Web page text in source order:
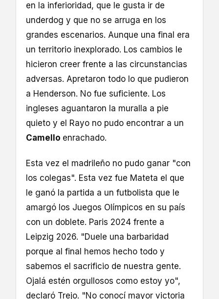
en la inferioridad, que le gusta ir de
underdog y que no se arruga en los
grandes escenarios. Aunque una final era
un territorio inexplorado. Los cambios le
hicieron creer frente a las circunstancias
adversas. Apretaron todo lo que pudieron
a Henderson. No fue suficiente. Los
ingleses aguantaron la muralla a pie
quieto y el Rayo no pudo encontrar a un
Camello enrachado.
Esta vez el madrileño no pudo ganar "con
los colegas". Esta vez fue Mateta el que
le ganó la partida a un futbolista que le
amargó los Juegos Olímpicos en su país
con un doblete. Paris 2024 frente a
Leipzig 2026. "Duele una barbaridad
porque al final hemos hecho todo y
sabemos el sacrificio de nuestra gente.
Ojalá estén orgullosos como estoy yo",
declaró Trejo. "No conocí mayor victoria